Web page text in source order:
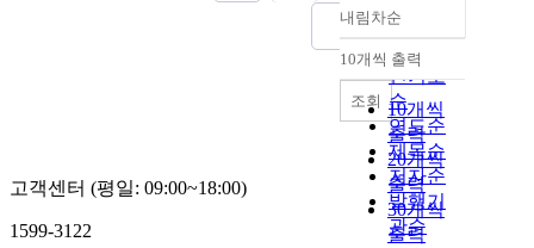
정확도
순
인기도
순
연도순
제목순
저자순
발행기
관순
내림차순
내림차순
10개씩 출력
10개씩
출력
20개씩
출력
30개씩
출력
조회
고객센터 (평일: 09:00~18:00)
1599-3122